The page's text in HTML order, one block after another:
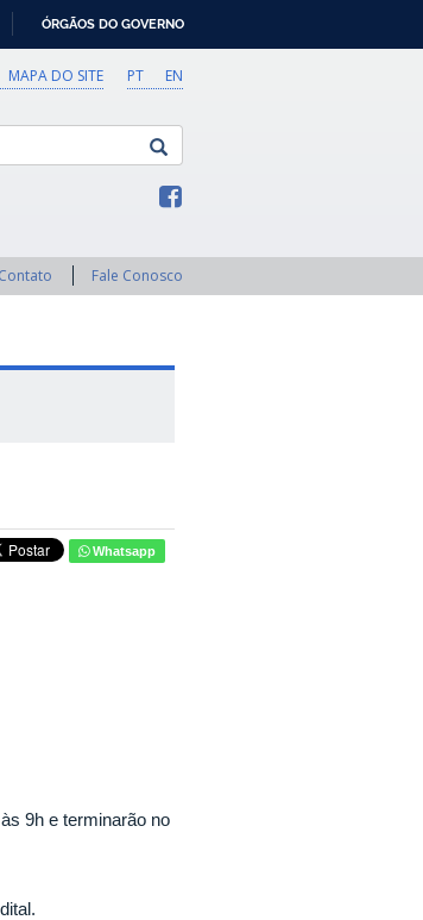
ÓRGÃOS DO GOVERNO
PT EN
MAPA DO SITE
Contato Fale Conosco
Whatsapp
9h e terminarão no